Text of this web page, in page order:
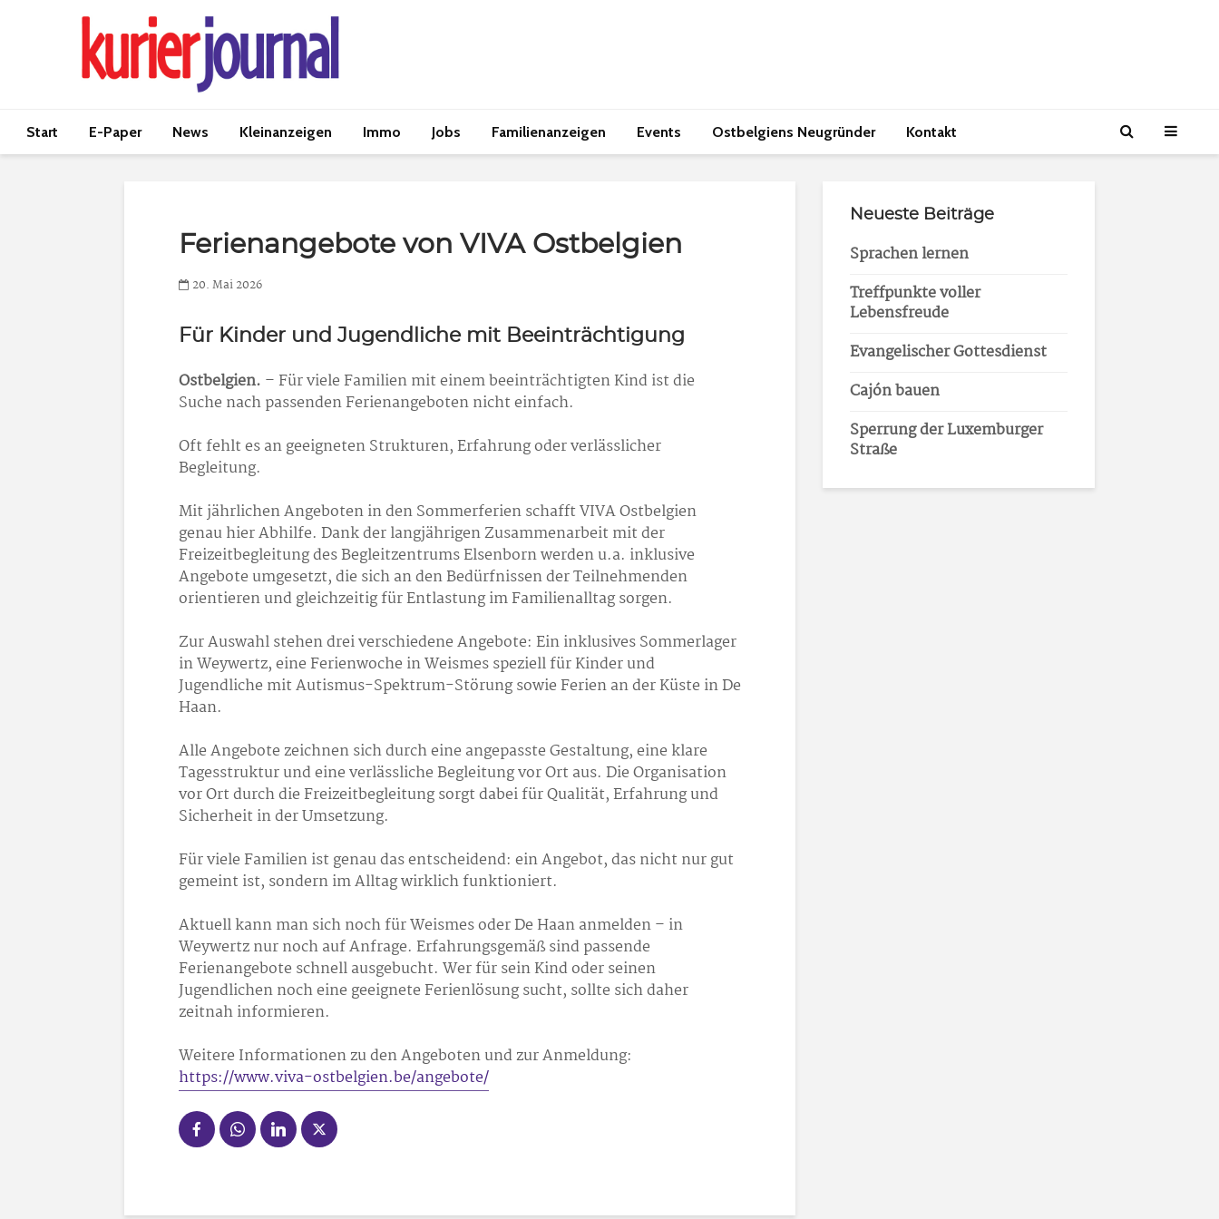
Start E-Paper News Kleinanzeigen Immo Jobs Familienanzeigen Events Ostbelgiens Neugründer Kontakt
Ferienangebote von VIVA Ostbelgien
20. Mai 2026
Für Kinder und Jugendliche mit Beeinträchtigung
Ostbelgien. – Für viele Familien mit einem beeinträchtigten Kind ist die
Suche nach passenden Ferienangeboten nicht einfach.
Oft fehlt es an geeigneten Strukturen, Erfahrung oder verlässlicher
Begleitung.
Mit jährlichen Angeboten in den Sommerferien schafft VIVA Ostbelgien
genau hier Abhilfe. Dank der langjährigen Zusammenarbeit mit der
Freizeitbegleitung des Begleitzentrums Elsenborn werden u.a. inklusive
Angebote umgesetzt, die sich an den Bedürfnissen der Teilnehmenden
orientieren und gleichzeitig für Entlastung im Familienalltag sorgen.
Zur Auswahl stehen drei verschiedene Angebote: Ein inklusives Sommerlager
in Weywertz, eine Ferienwoche in Weismes speziell für Kinder und
Jugendliche mit Autismus-Spektrum-Störung sowie Ferien an der Küste in De
Haan.
Alle Angebote zeichnen sich durch eine angepasste Gestaltung, eine klare
Tagesstruktur und eine verlässliche Begleitung vor Ort aus. Die Organisation
vor Ort durch die Freizeitbegleitung sorgt dabei für Qualität, Erfahrung und
Sicherheit in der Umsetzung.
Für viele Familien ist genau das entscheidend: ein Angebot, das nicht nur gut
gemeint ist, sondern im Alltag wirklich funktioniert.
Aktuell kann man sich noch für Weismes oder De Haan anmelden – in
Weywertz nur noch auf Anfrage. Erfahrungsgemäß sind passende
Ferienangebote schnell ausgebucht. Wer für sein Kind oder seinen
Jugendlichen noch eine geeignete Ferienlösung sucht, sollte sich daher
zeitnah informieren.
Weitere Informationen zu den Angeboten und zur Anmeldung:
https://www.viva-ostbelgien.be/angebote/
Neueste Beiträge
Sprachen lernen
Treffpunkte voller
Lebensfreude
Evangelischer Gottesdienst
Cajón bauen
Sperrung der Luxemburger
Straße